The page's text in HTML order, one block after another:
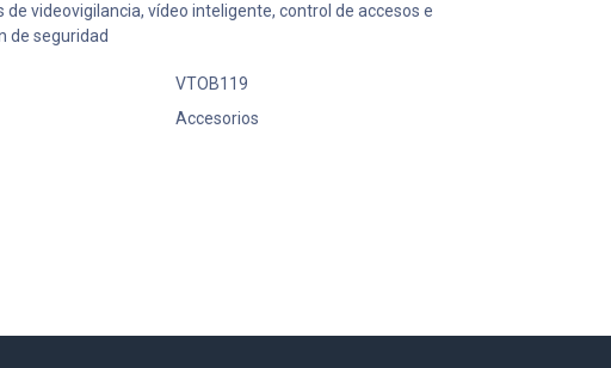
de videovigilancia, vídeo inteligente, control de accesos e
de seguridad
VTOB119
Accesorios